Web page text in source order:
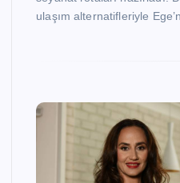
ulaşım alternatifleriyle